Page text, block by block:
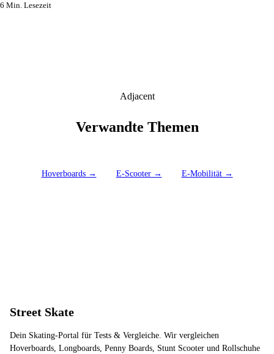
6 Min. Lesezeit
Adjacent
Verwandte Themen
Hoverboards → E-Scooter → E-Mobilität →
Street Skate
Dein Skating-Portal für Tests & Vergleiche. Wir vergleichen
Hoverboards, Longboards, Penny Boards, Stunt Scooter und Rollschuhe